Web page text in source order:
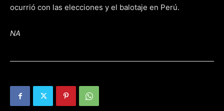
ocurrió con las elecciones y el balotaje en Perú.
NA